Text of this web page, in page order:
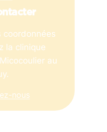
coordonnées
la clinique
au
nous